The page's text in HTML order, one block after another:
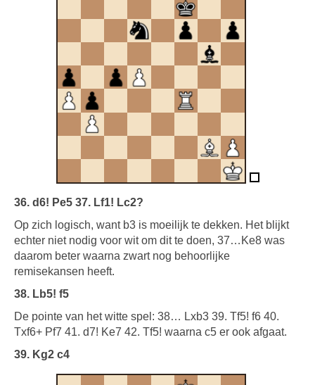
36. d6! Pe5 37. Lf1! Lc2?
Op zich logisch, want b3 is moeilijk te dekken. Het blijkt
echter niet nodig voor wit om dit te doen, 37…Ke8 was
daarom beter waarna zwart nog behoorlijke
remisekansen heeft.
38. Lb5! f5
De pointe van het witte spel: 38… Lxb3 39. Tf5! f6 40.
Txf6+ Pf7 41. d7! Ke7 42. Tf5! waarna c5 er ook afgaat.
39. Kg2 c4